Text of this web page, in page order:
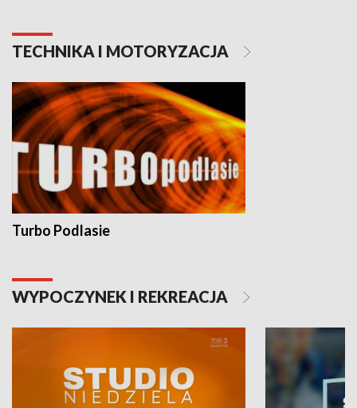
TECHNIKA I MOTORYZACJA
Turbo Podlasie
WYPOCZYNEK I REKREACJA